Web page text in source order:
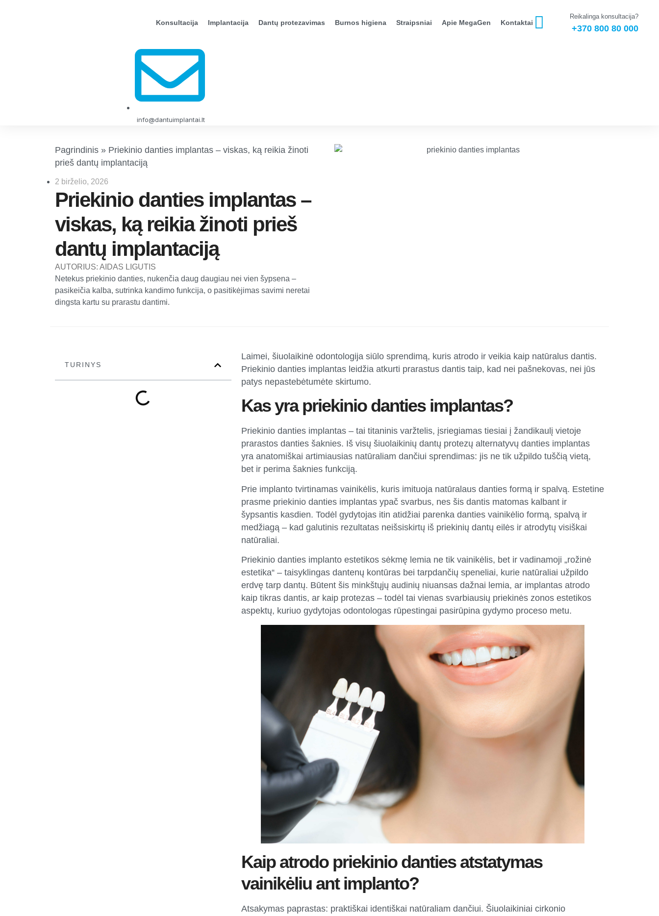
Konsultacija Implantacija Dantų protezavimas Burnos higiena Straipsniai Apie MegaGen Kontaktai
Reikalinga konsultacija?
+370 800 80 000
info@dantuimplantai.lt
Pagrindinis » Priekinio danties implantas – viskas, ką reikia žinoti
prieš dantų implantaciją
2 birželio, 2026
Priekinio danties implantas –
viskas, ką reikia žinoti prieš
dantų implantaciją
AUTORIUS: AIDAS LIGUTIS
Link Link Link Link Link Link
Netekus priekinio danties, nukenčia daug daugiau nei vien šypsena –
pasikeičia kalba, sutrinka kandimo funkcija, o pasitikėjimas savimi neretai
dingsta kartu su prarastu dantimi.
TURINYS
Laimei, šiuolaikinė odontologija siūlo sprendimą, kuris atrodo ir veikia kaip natūralus dantis.
Priekinio danties implantas leidžia atkurti prarastus dantis taip, kad nei pašnekovas, nei jūs
patys nepastebėtumėte skirtumo.
Kas yra priekinio danties implantas?
Priekinio danties implantas – tai titaninis varžtelis, įsriegiamas tiesiai į žandikaulį vietoje
prarastos danties šaknies. Iš visų šiuolaikinių dantų protezų alternatyvų danties implantas
yra anatomiškai artimiausias natūraliam dančiui sprendimas: jis ne tik užpildo tuščią vietą,
bet ir perima šaknies funkciją.
Prie implanto tvirtinamas vainikėlis, kuris imituoja natūralaus danties formą ir spalvą. Estetine
prasme priekinio danties implantas ypač svarbus, nes šis dantis matomas kalbant ir
šypsantis kasdien. Todėl gydytojas itin atidžiai parenka danties vainikėlio formą, spalvą ir
medžiagą – kad galutinis rezultatas neišsiskirtų iš priekinių dantų eilės ir atrodytų visiškai
natūraliai.
Priekinio danties implanto estetikos sėkmę lemia ne tik vainikėlis, bet ir vadinamoji „rožinė
estetika“ – taisyklingas dantenų kontūras bei tarpdančių speneliai, kurie natūraliai užpildo
erdvę tarp dantų. Būtent šis minkštųjų audinių niuansas dažnai lemia, ar implantas atrodo
kaip tikras dantis, ar kaip protezas – todėl tai vienas svarbiausių priekinės zonos estetikos
aspektų, kuriuo gydytojas odontologas rūpestingai pasirūpina gydymo proceso metu.
Kaip atrodo priekinio danties atstatymas
vainikėliu ant implanto?
Atsakymas paprastas: praktiškai identiškai natūraliam dančiui. Šiuolaikiniai cirkonio